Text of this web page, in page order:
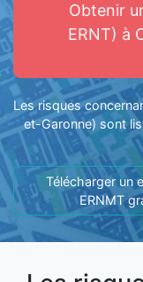
Obtenir
ERNT) à
Les risques
et-Garonne) sont
Télécharger un
ERNMT